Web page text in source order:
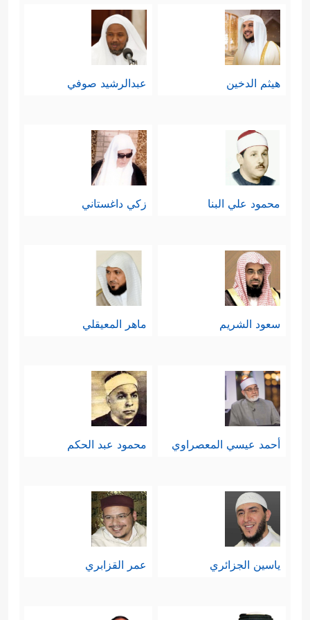
وتكثره، فيكون المجتمع الذي لا يتورَّع
عن القتل ولا يردع القتلة كأنه يقتل
نفسه، وقدَّم المال على النفس؛ لأن
والله أعلم.
العلاقات الزوجية:
الزوجيَّة مُثبِّتًا لحقِّ الزوج في القوامة،
ومُنطلِقًا منها في تفصيل المسائل
الأخرى، والقوامة الحقّ إنما هي للدّين،
والزوج لا يدير بيته على هواه، بل وفق
هذه الأحكام والآداب، وهنا يكون دور
الزوج إداريًّا وتنفيذيًّا في حدود الشرع
متسلّطًا.
وقد ذكرَ القرآن سببَين لهذه القوامة:
﴿بِمَا فَضَّلَ ٱللَّهُ بَعۡضَهُمۡ عَلَىٰ بَعۡضࣲ وَبِمَاۤ أَنفَقُواْ﴾
المعيشة ونحوها، وأما التفضيل فمن
هيثم الدخين عبدالرشيد صوفي
محمود علي البنا زكي داغستاني
سعود الشريم ماهر المعيقلي
أحمد عيسي المعصراوي محمود عبد الحكم
ياسين الجزائري عمر القزابري